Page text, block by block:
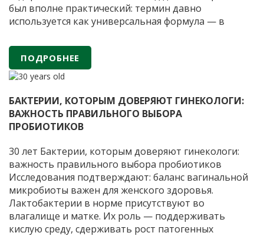
был вполне практический: термин давно
используется как универсальная формула — в
маркетинге, в обсуждении диеты,
ферментированных продуктов и пробиотиков, —
но…«Здоровый
кишечник»
—
что
это
Учёные
впервые
дали
официальное
определение
ПОДРОБНЕЕ
БАКТЕРИИ, КОТОРЫМ ДОВЕРЯЮТ ГИНЕКОЛОГИ:
ВАЖНОСТЬ ПРАВИЛЬНОГО ВЫБОРА
ПРОБИОТИКОВ
30 лет Бактерии, которым доверяют гинекологи:
важность правильного выбора пробиотиков
Исследования подтверждают: баланс вагинальной
микробиоты важен для женского здоровья.
Лактобактерии в норме присутствуют во
влагалище и матке. Их роль — поддерживать
кислую среду, сдерживать рост патогенных